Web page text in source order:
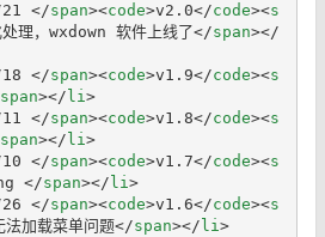
</span><code>v2.0</code><s
理，wxdown 软件上线了</span></
</span><code>v1.9</code><s
span></ li>
</span><code>v1.8</code><s
span></ li>
</span><code>v1.7</code><s
</span></ li>
</span><code>v1.6</code><s
加载菜单问题</span></ li>